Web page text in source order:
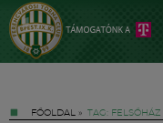
FŐOLDAL » TAG: FELSŐHÁZ